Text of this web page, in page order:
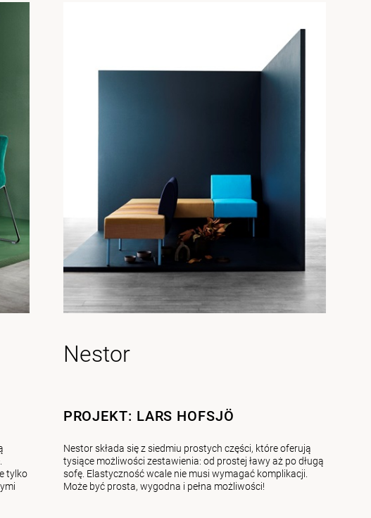
tylko
Nestor
PROJEKT: LARS HOFSJÖ
Nestor składa się z siedmiu prostych części, które oferują
tysiące możliwości zestawienia: od prostej ławy aż po długą
sofę. Elastyczność wcale nie musi wymagać komplikacji.
Może być prosta, wygodna i pełna możliwości!